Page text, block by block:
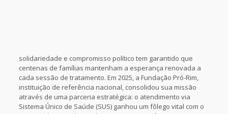
solidariedade e compromisso político tem garantido que
centenas de famílias mantenham a esperança renovada a
cada sessão de tratamento. Em 2025, a Fundação Pró-Rim,
instituição de referência nacional, consolidou sua missão
através de uma parceria estratégica: o atendimento via
Sistema Único de Saúde (SUS) ganhou um fôlego vital com o